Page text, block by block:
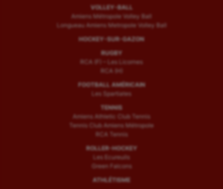
VOLLEY-BALL
Amiens Métropole Volley Ball
Longueau Amiens Metropole Volley Ball
HOCKEY-SUR-GAZON
RUGBY
RCA (F) – Les Licornes
RCA (H)
FOOTBALL AMÉRICAIN
Les Spartiates
TENNIS
Amiens Athletic Club Tennis
Tennis Club Amiens Métropole
RCA Tennis
ROLLER-HOCKEY
Les Ecureuils
Green Falcons
ATHLÉTISME